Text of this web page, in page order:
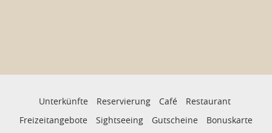
Unterkünfte Reservierung Café Restaurant
Freizeitangebote Sightseeing Gutscheine Bonuskarte